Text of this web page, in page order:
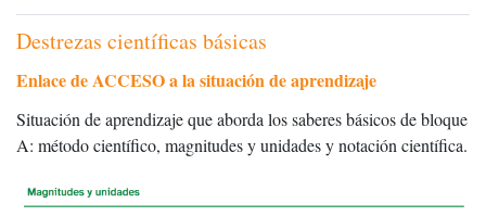
Destrezas científicas básicas
Enlace de ACCESO a la situación de aprendizaje
Situación de aprendizaje que aborda los saberes básicos de bloque
A: método científico, magnitudes y unidades y notación científica.